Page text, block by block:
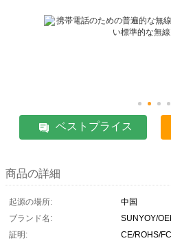
ベストプライス
商品の詳細
起源の場所:
中国
ブランド名:
SUNYOY/
証明:
CE/ROHS/